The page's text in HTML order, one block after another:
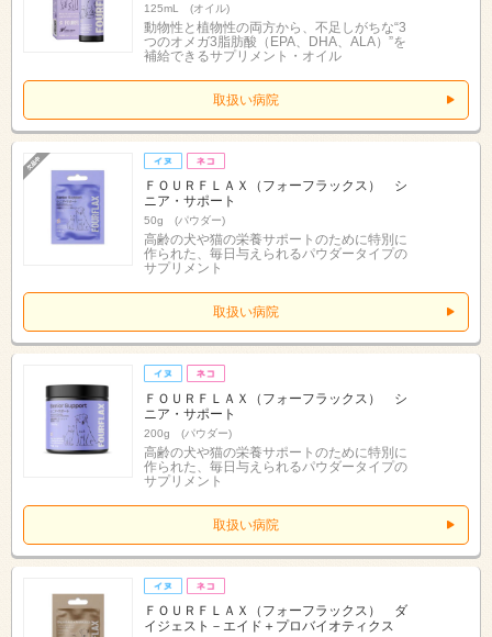
125mL (オイル)
動物性と植物性の両方から、不足しがちな“3
つのオメガ3脂肪酸（EPA、DHA、ALA）”を
補給できるサプリメント・オイル
取扱い病院
ＦＯＵＲＦＬＡＸ（フォーフラックス） シ
ニア・サポート
50g (パウダー)
高齢の犬や猫の栄養サポートのために特別に
作られた、毎日与えられるパウダータイプの
サプリメント
取扱い病院
ＦＯＵＲＦＬＡＸ（フォーフラックス） シ
ニア・サポート
200g (パウダー)
高齢の犬や猫の栄養サポートのために特別に
作られた、毎日与えられるパウダータイプの
サプリメント
取扱い病院
ＦＯＵＲＦＬＡＸ（フォーフラックス） ダ
イジェスト－エイド＋プロバイオティクス